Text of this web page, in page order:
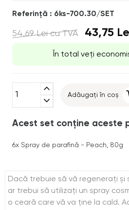
Referinţă : 6ks-700.30/SET
54,69 Leicu TVA 43,75
În total veți
expand_less
expand_more
Adăugați în coș
Acest set conține aceste
6x Spray de parafină - Peach, 80g
Dacă trebuie să vă regenerați și
ar trebui să utilizați un spray
o ceară care vă va ține la cald.